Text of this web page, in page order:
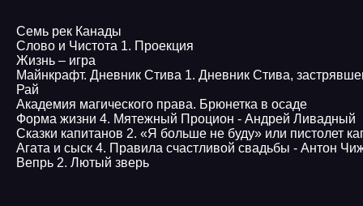
Семь рек Канады
Слово и Чистота 1. Проекция
Жизнь – игра
Майнкрафт. Дневник Стива 1. Дневник Стива,
Рай
Академия магического права. Брюнетка в осаде
Форма жизни 4. Мятежный Процион - Андрей Ливадный
Сказки капитанов 2. «Я больше не буду» или пистолет
Агата и сыск 4. Правила счастливой свадьбы - Антон
Вепрь 2. Лютый зверь